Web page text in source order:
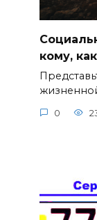
кому,
0